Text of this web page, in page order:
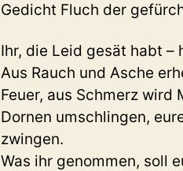
Gedicht Fluch der
Ihr, die Leid gesät habt –
Aus Rauch und Asche
Feuer, aus Schmerz wird
Dornen umschlingen,
zwingen.
Was ihr genommen, soll